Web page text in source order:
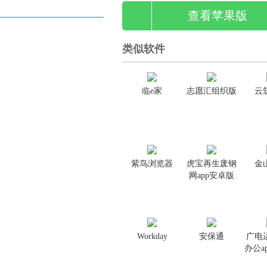
查看苹果版
类似软件
临e家 志愿汇组织版 云
紫鸟浏览器
虎宝再生废钢
网app安卓版
金
Workday 安保通
广电
办公